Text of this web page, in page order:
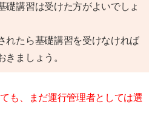
礎講習は受けた方がよいでしょ
れたら基礎講習を受けなければ
きましょう。
も、まだ運行管理者としては選